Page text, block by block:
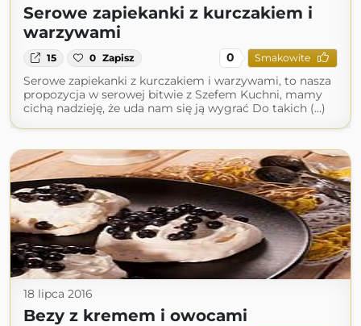
Serowe zapiekanki z kurczakiem i
warzywami
15 0 Zapisz 0 Smakowite
Serowe zapiekanki z kurczakiem i warzywami, to nasza
propozycja w serowej bitwie z Szefem Kuchni, mamy
cichą nadzieję, że uda nam się ją wygrać Do takich (...)
18 lipca 2016
Bezy z kremem i owocami